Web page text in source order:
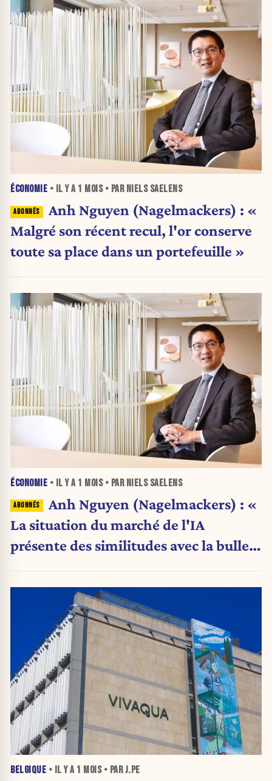
ÉCONOMIE • IL Y A 1 MOIS• PAR NIELS SAELENS
Anh Nguyen (Nagelmackers) : «
Malgré son récent recul, l'or conserve
toute sa place dans un portefeuille »
ÉCONOMIE • IL Y A 1 MOIS• PAR NIELS SAELENS
Anh Nguyen (Nagelmackers) : «
La situation du marché de l'IA
présente des similitudes avec la bulle
BELGIQUE • IL Y A 1 MOIS• PAR J.PE